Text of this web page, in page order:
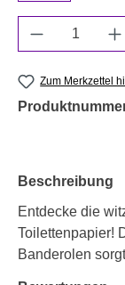
Produkt
Zum Merkzettel
Beschreibung
Entdecke die
Toilettenpapier!
Banderolen